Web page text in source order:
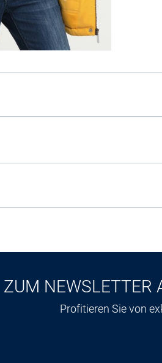
ZUM NEWSLETTER
Profitieren Sie von